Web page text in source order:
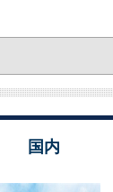
国内